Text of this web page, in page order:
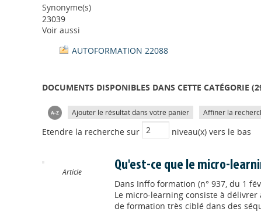
Synonyme(s)
23039
Voir aussi
AUTOFORMATION 22088
DOCUMENTS DISPONIBLES DANS CETTE CATÉGORIE (
Ajouter le résultat dans votre panier Affiner la
Etendre la recherche sur niveau(x) vers le bas
Article Qu'est-ce que le micro-
Dans Inffo formation (n° 937, du 1
Le micro-learning consiste à
de formation très ciblé dans des